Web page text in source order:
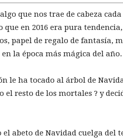
que nos trae de cabeza
en 2016 era pura
papel de regalo de fantasía,
la época más mágica del año.
le ha tocado al árbol de
resto de los mortales ? y
el abeto de Navidad cuelga del